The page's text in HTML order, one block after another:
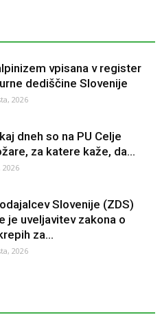
vpisana v register
dediščine Slovenije
2026
dneh so na PU Celje
za katere kaže, da...
2026
Slovenije (ZDS)
je uveljavitev zakona o
za...
2026